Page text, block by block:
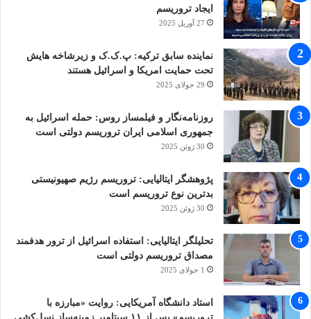
هم‌چنین «بافل طالبانی» رئیس اتحادیه میهنی
کردستان عراق و «زیاد نخاله» دبیرکل جنبش جهاد
اسلامی فلسطین برای دیدار با مقامات ایران و
شرکت در مراسم ادای احترام به پیکر رهبری شهید
ایران به تهران آمده‌اند.
شایان ذکر است، هیات‌هایی سیاسی متعددی از
پاکستان، لبنان، افغانستان، عراق جداگانه برای
شرکت در مراسم ادای احترام به پیکر رهبری شهید
به ایران آمده‌اند.
رئیس سازمان همکاری شانگهای، هیاتی از جنبش
امل لبنان، وزیر خارجه نیکاراگوئه، چارلز موبیتا وزیر
ایجاد تروریسم
27 آوریل 2025
نماینده سابق ترکیه: پ.ک.ک و زیرشاخه هایش
تحت حمایت امریکا و اسرائیل هستند
29 جولای 2025
روزنامه‌نگار و فیلمساز روس: حمله اسرائیل به
جمهوری اسلامی ایران تروریسم دولتی است
30 ژوئن 2025
پژوهشگر ایتالیایی: تروریسم رژیم صهیونیستی
بدترین نوع تروریسم است
30 ژوئن 2025
تحلیلگر ایتالیایی: استفاده اسرائیل از ترور هدفمند
مصداق تروریسم دولتی است
1 جولای 2025
استاد دانشگاه آمریکایی: روایت «مبارزه با